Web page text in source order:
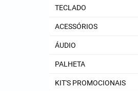
TECLADO
ACESSÓRIOS
ÁUDIO
PALHETA
KIT'S PROMOCIONAIS